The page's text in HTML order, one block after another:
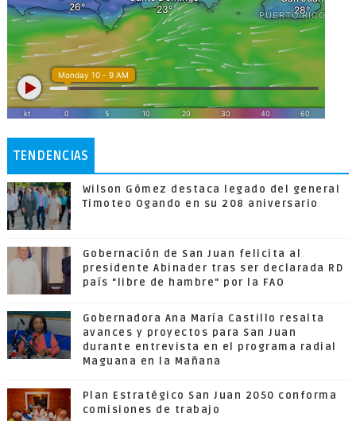
TENDENCIAS
Wilson Gómez destaca legado del general
Timoteo Ogando en su 208 aniversario
Gobernación de San Juan felicita al
presidente Abinader tras ser declarada RD
país "libre de hambre" por la FAO
Gobernadora Ana María Castillo resalta
avances y proyectos para San Juan
durante entrevista en el programa radial
Maguana en la Mañana
Plan Estratégico San Juan 2050 conforma
comisiones de trabajo